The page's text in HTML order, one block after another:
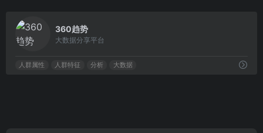
360趋势
大数据分享平台
人群属性 人群特征 分析 大数据